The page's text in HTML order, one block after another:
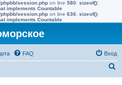
phpbb/session.php on line 580: sizeof():
implements Countable
phpbb/session.php on line 636: sizeof():
implements Countable
FAQ Вход